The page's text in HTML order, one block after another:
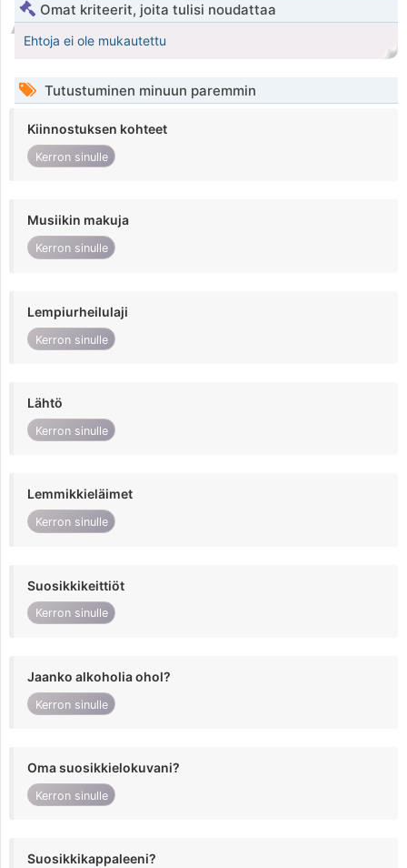
Omat kriteerit, joita tulisi noudattaa
Ehtoja ei ole mukautettu
Tutustuminen minuun paremmin
Kiinnostuksen kohteet
Kerron sinulle
Musiikin makuja
Kerron sinulle
Lempiurheilulaji
Kerron sinulle
Lähtö
Kerron sinulle
Lemmikkieläimet
Kerron sinulle
Suosikkikeittiöt
Kerron sinulle
Jaanko alkoholia ohol?
Kerron sinulle
Oma suosikkielokuvani?
Kerron sinulle
Suosikkikappaleeni?